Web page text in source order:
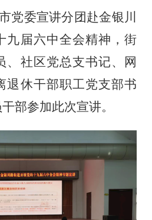
党委宣讲分团赴金银川
九届六中全会精神 ，街
、社区党总支书记、网
退休干部职工党支部书
部参加此次宣讲。